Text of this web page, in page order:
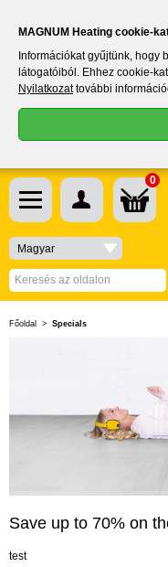
0
Magyar
Főoldal > Specials
Save up to 70% on
test
MAGNUM Heating cookie-
Információkat gyűjtünk, hogy
látogatóiból. Ehhez cookie-
Nyilatkozattovábbi